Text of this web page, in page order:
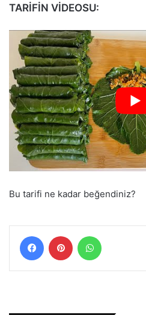
TARİFİN VİDEOSU:
Bu tarifi ne kadar beğendiniz?
FacebookPinterest